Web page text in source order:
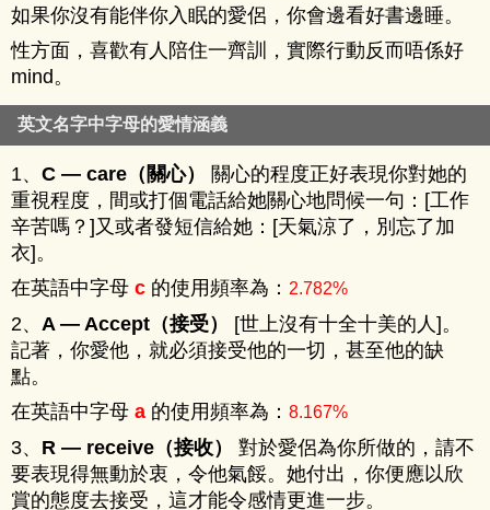
如果你沒有能伴你入眠的愛侶，你會邊看好書邊睡。
性方面，喜歡有人陪住一齊訓，實際行動反而唔係好
mind。
英文名字中字母的愛情涵義
1、 C — care（關心）
關心的程度正好表現你對她的
重視程度，間或打個電話給她關心地問候一句：[工作
辛苦嗎？]又或者發短信給她：[天氣涼了，別忘了加
衣]。
在英語中字母 c 的使用頻率為： 2.782%
2、 A — Accept（接受）
[世上沒有十全十美的人]。
記著，你愛他，就必須接受他的一切，甚至他的缺
點。
在英語中字母 a 的使用頻率為： 8.167%
3、 R — receive（接收）
對於愛侶為你所做的，請不
要表現得無動於衷，令他氣餒。她付出，你便應以欣
賞的態度去接受，這才能令感情更進一步。